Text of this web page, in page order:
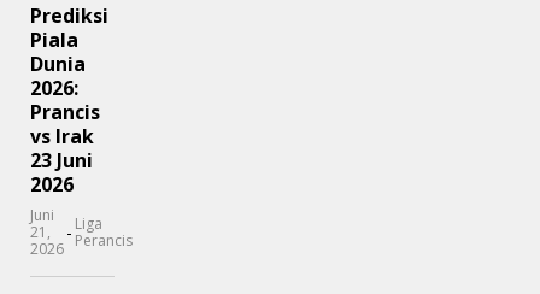
Prediksi
Piala
Dunia
2026:
Prancis
vs Irak
23 Juni
2026
Juni
21,
2026
- Liga
Perancis